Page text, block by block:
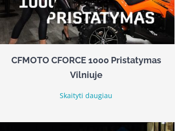
CFMOTO CFORCE 1000 Pristatymas
Vilniuje
Skaityti daugiau